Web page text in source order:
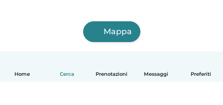
Home Cerca Prenotazioni Messaggi Preferiti
Mappa